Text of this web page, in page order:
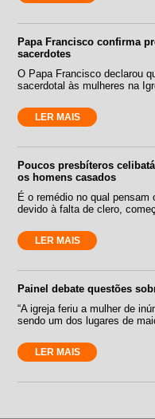
Papa Francisco confirma
sacerdotes
O Papa Francisco declarou
sacerdotal às mulheres na
LER MAIS
Poucos presbíteros
os homens casados
É o remédio no qual
devido à falta de clero,
LER MAIS
Painel debate questões
“A igreja feriu a mulher de
sendo um dos lugares de
LER MAIS